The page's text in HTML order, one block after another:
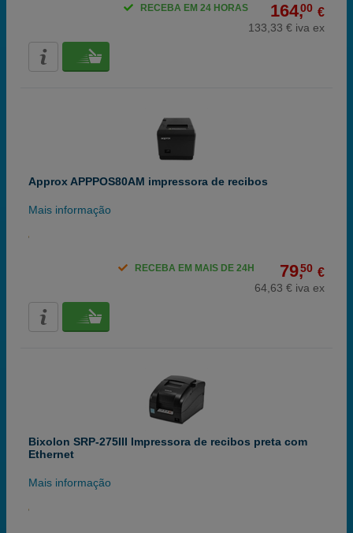
164,00 €
133,33 € iva ex
RECEBA EM 24 HORAS
Approx APPPOS80AM impressora de recibos
Mais informação
79,50 €
64,63 € iva ex
RECEBA EM MAIS DE 24H
Bixolon SRP-275III Impressora de recibos preta com
Ethernet
Mais informação